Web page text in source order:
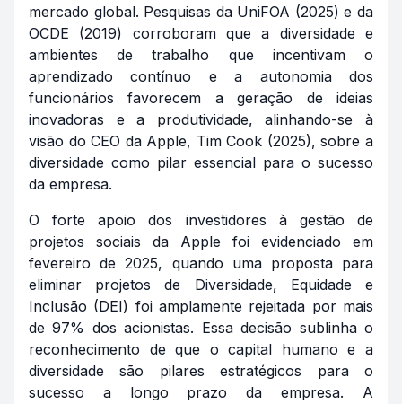
mercado global. Pesquisas da UniFOA (2025) e da
OCDE (2019) corroboram que a diversidade e
ambientes de trabalho que incentivam o
aprendizado contínuo e a autonomia dos
funcionários favorecem a geração de ideias
inovadoras e a produtividade, alinhando-se à
visão do CEO da Apple, Tim Cook (2025), sobre a
diversidade como pilar essencial para o sucesso
da empresa.
O forte apoio dos investidores à gestão de
projetos sociais da Apple foi evidenciado em
fevereiro de 2025, quando uma proposta para
eliminar projetos de Diversidade, Equidade e
Inclusão (DEI) foi amplamente rejeitada por mais
de 97% dos acionistas. Essa decisão sublinha o
reconhecimento de que o capital humano e a
diversidade são pilares estratégicos para o
sucesso a longo prazo da empresa. A